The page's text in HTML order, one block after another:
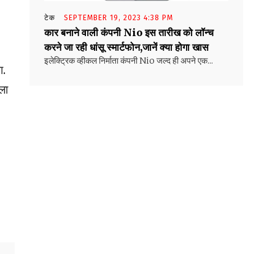
टेक SEPTEMBER 19, 2023 4:38 PM
कार बनाने वाली कंपनी Nio इस तारीख को लॉन्च
करने जा रही धांसू स्मार्टफोन,जानें क्या होगा खास
इलेक्ट्रिक व्हीकल निर्माता कंपनी Nio जल्द ही अपने एक...